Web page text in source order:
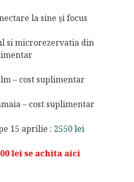
la sine şi focus
si microrezervatia din
– cost suplimentar
– cost suplimentar
15 aprilie : 2550 lei
lei se achita aici